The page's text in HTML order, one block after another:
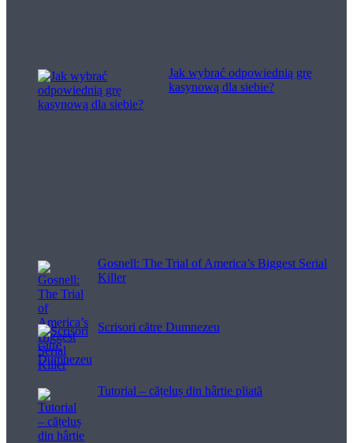
Jak wybrać odpowiednią grę
kasynową dla siebie?
Gosnell: The Trial of America’s Biggest Serial
Killer
Scrisori către Dumnezeu
Tutorial – cățeluș din hârtie pliată